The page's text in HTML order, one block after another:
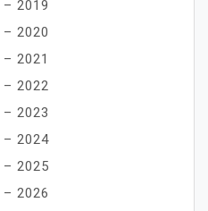
2019
2020
2021
– 2022
2023
– 2024
– 2025
2026